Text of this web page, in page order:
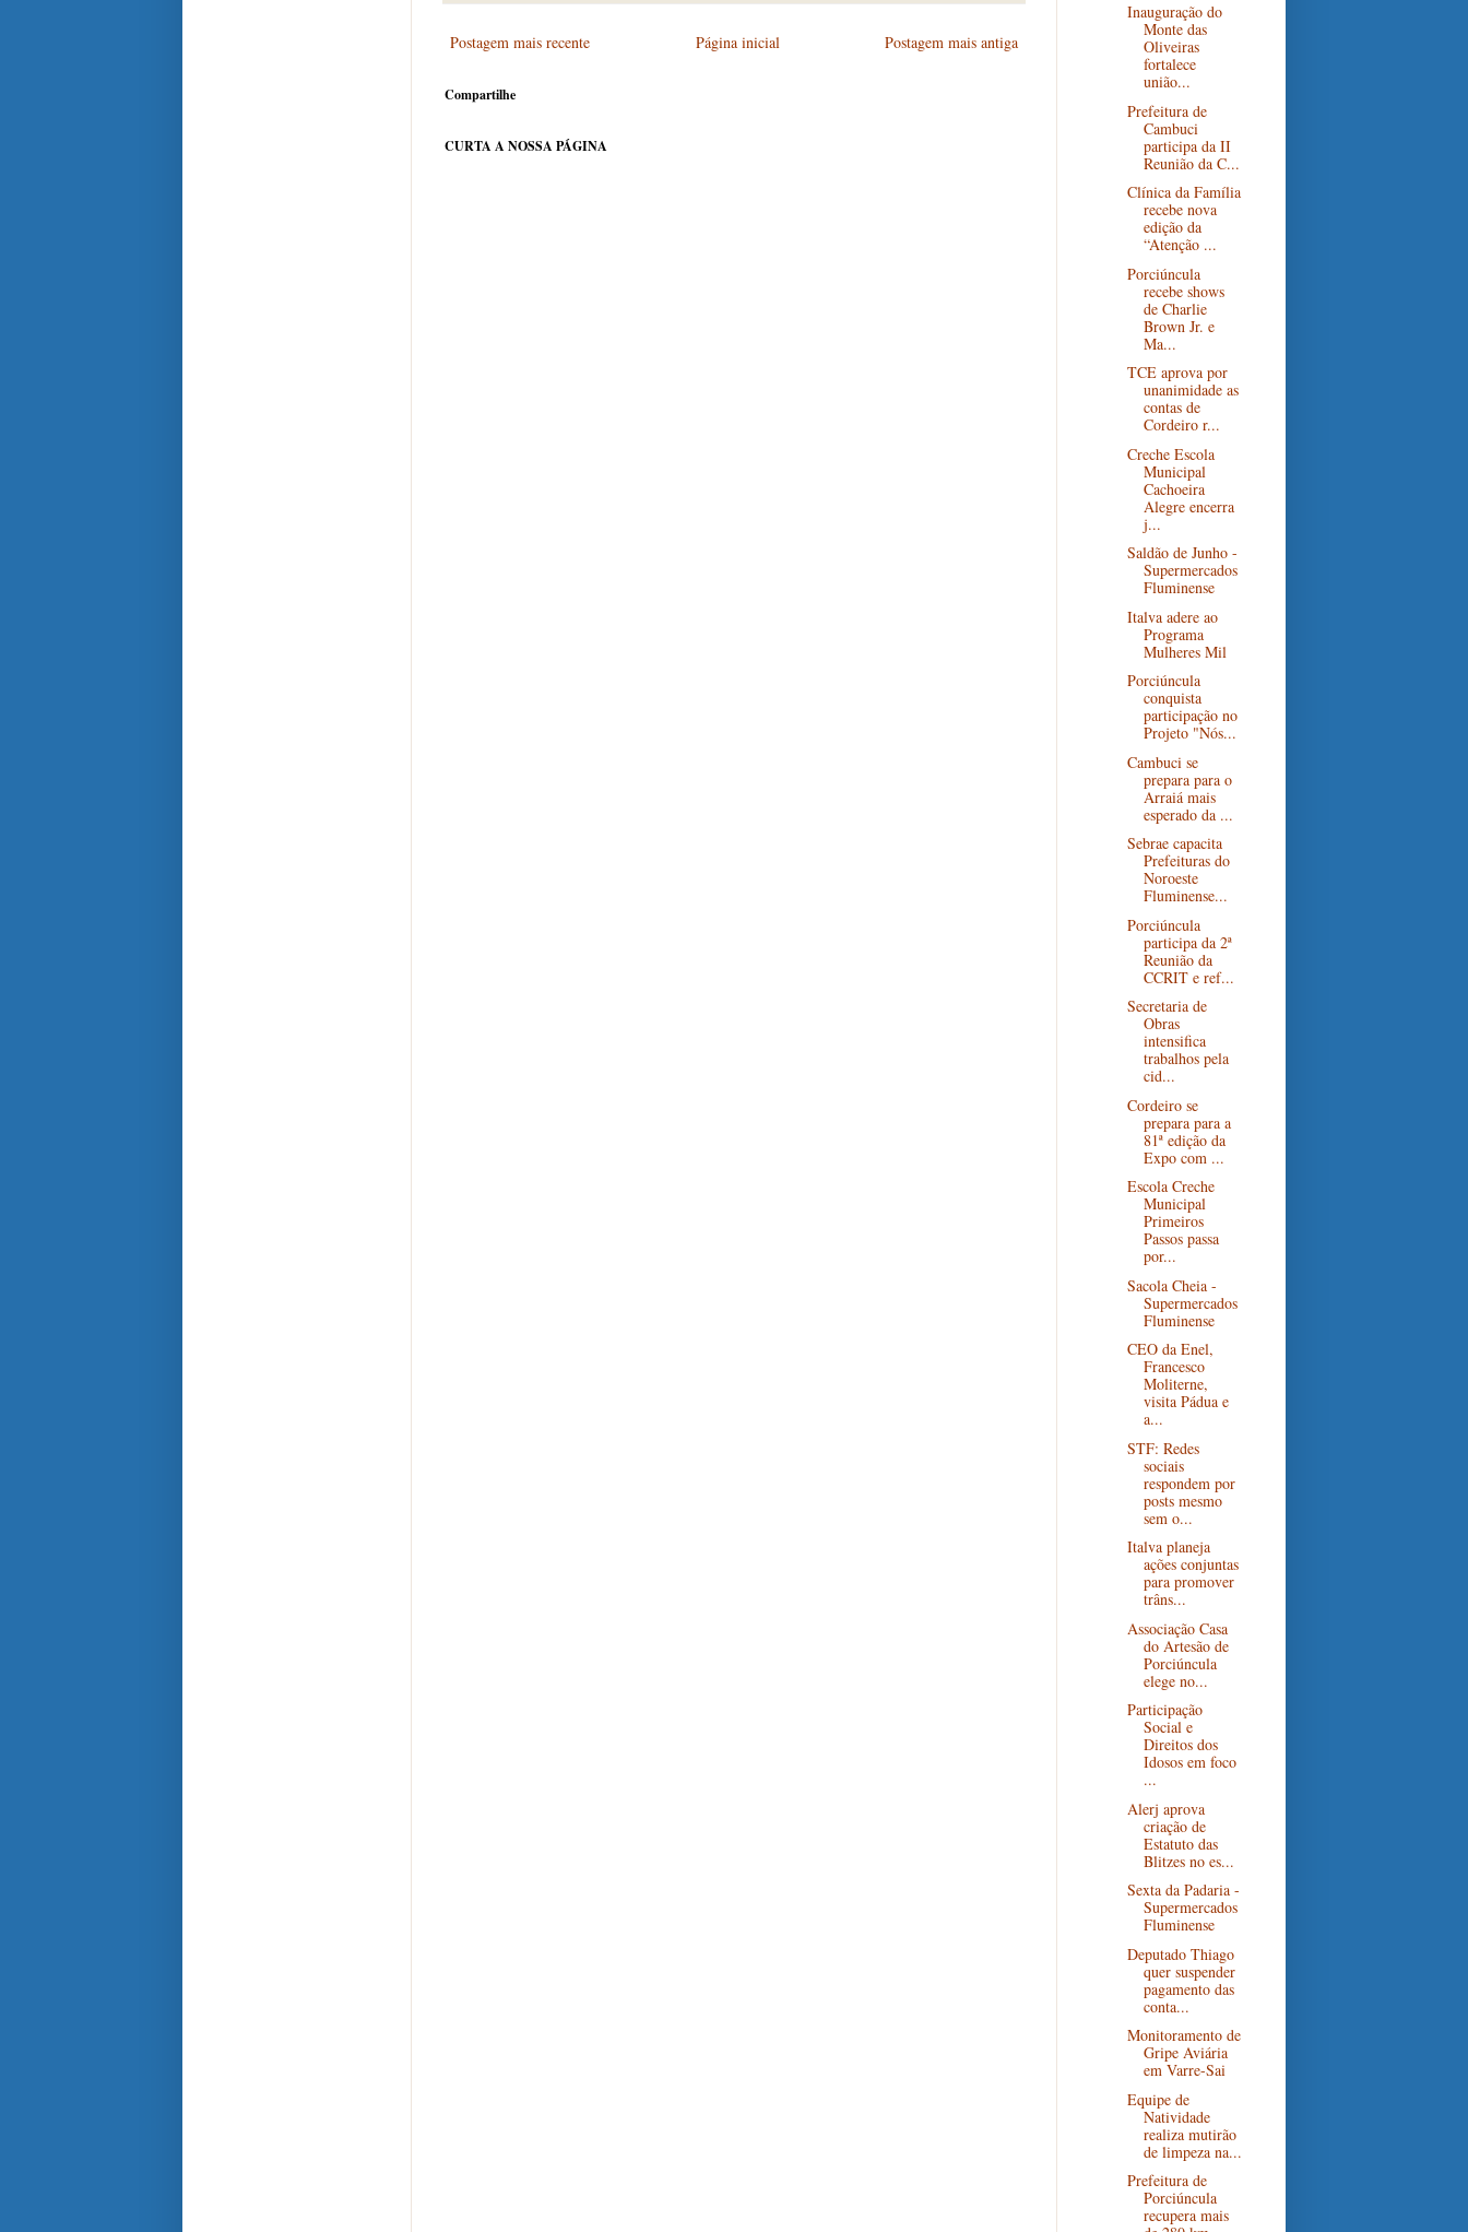
Postagem mais recente Postagem mais antiga
Página inicial
Compartilhe
CURTA A NOSSA PÁGINA
Inauguração do
Monte das
Oliveiras
fortalece
união...
Prefeitura de
Cambuci
participa da II
Reunião da C...
Clínica da Família
recebe nova
edição da
“Atenção ...
Porciúncula
recebe shows
de Charlie
Brown Jr. e
Ma...
TCE aprova por
unanimidade as
contas de
Cordeiro r...
Creche Escola
Municipal
Cachoeira
Alegre encerra
j...
Saldão de Junho -
Supermercados
Fluminense
Italva adere ao
Programa
Mulheres Mil
Porciúncula
conquista
participação no
Projeto "Nós...
Cambuci se
prepara para o
Arraiá mais
esperado da ...
Sebrae capacita
Prefeituras do
Noroeste
Fluminense...
Porciúncula
participa da 2ª
Reunião da
CCRIT e ref...
Secretaria de
Obras
intensifica
trabalhos pela
cid...
Cordeiro se
prepara para a
81ª edição da
Expo com ...
Escola Creche
Municipal
Primeiros
Passos passa
por...
Sacola Cheia -
Supermercados
Fluminense
CEO da Enel,
Francesco
Moliterne,
visita Pádua e
a...
STF: Redes
sociais
respondem por
posts mesmo
sem o...
Italva planeja
ações conjuntas
para promover
trâns...
Associação Casa
do Artesão de
Porciúncula
elege no...
Participação
Social e
Direitos dos
Idosos em foco
...
Alerj aprova
criação de
Estatuto das
Blitzes no es...
Sexta da Padaria -
Supermercados
Fluminense
Deputado Thiago
quer suspender
pagamento das
conta...
Monitoramento de
Gripe Aviária
em Varre-Sai
Equipe de
Natividade
realiza mutirão
de limpeza na...
Prefeitura de
Porciúncula
recupera mais